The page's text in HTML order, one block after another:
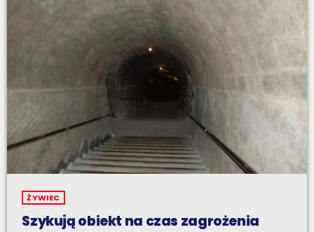
ŻYWIEC
Szykują obiekt na czas zagrożenia